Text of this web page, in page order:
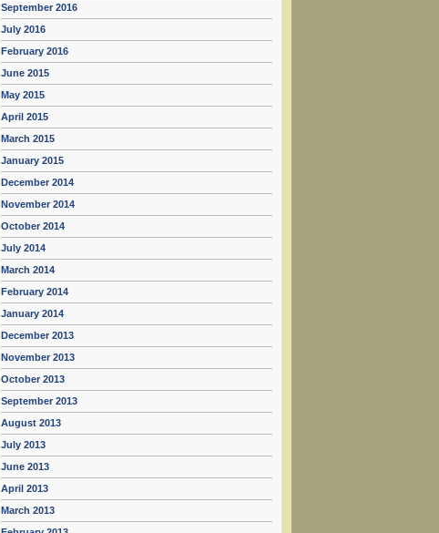
September 2016
July 2016
February 2016
June 2015
May 2015
April 2015
March 2015
January 2015
December 2014
November 2014
October 2014
July 2014
March 2014
February 2014
January 2014
December 2013
November 2013
October 2013
September 2013
August 2013
July 2013
June 2013
April 2013
March 2013